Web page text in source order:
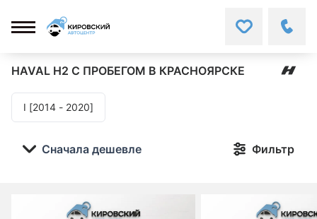
HAVAL H2 С ПРОБЕГОМ В КРАСНОЯРСКЕ
I [2014 - 2020]
Фильтр
Сначала дешевле